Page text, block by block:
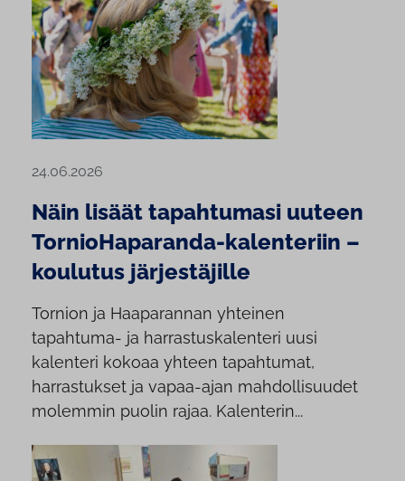
24.06.2026
Näin lisäät tapahtumasi uuteen
TornioHaparanda-kalenteriin –
koulutus järjestäjille
Tornion ja Haaparannan yhteinen
tapahtuma- ja harrastuskalenteri uusi
kalenteri kokoaa yhteen tapahtumat,
harrastukset ja vapaa-ajan mahdollisuudet
molemmin puolin rajaa. Kalenterin...